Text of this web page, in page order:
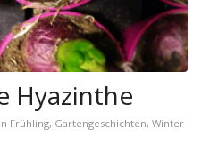
Hyazinthe
in Frühling, Gartengeschichten, Winter